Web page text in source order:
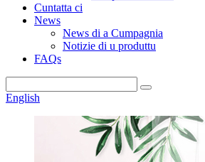
Cuntatta ci
News
News di a Cumpagnia
Notizie di u produttu
FAQs
English